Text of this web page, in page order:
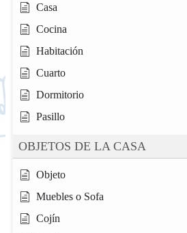
Casa
Cocina
Habitación
Cuarto
Dormitorio
Pasillo
OBJETOS DE LA CASA
Objeto
Muebles o Sofa
Cojín